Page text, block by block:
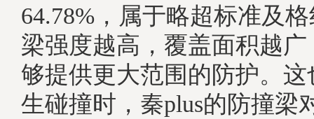
64.78%，属于略超标准及
梁强度越高，覆盖面积越
够提供更大范围的防护。
生碰撞时，秦plus的防撞梁